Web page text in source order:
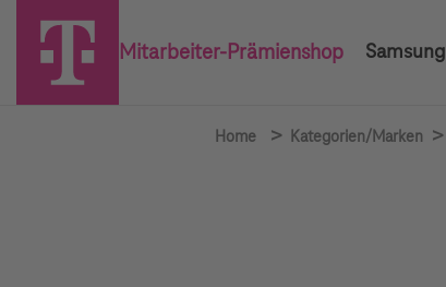
Mitarbeiter-Prämienshop Samsung
Home > Kategorien/Marken >